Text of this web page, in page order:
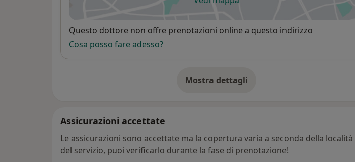
si apre in una nuova scheda
Disponibilità
Questo dottore non offre prenotazioni online a questo indirizzo
Cosa posso fare adesso?
Mostra dettagli
sull'indirizzo
Assicurazioni accettate
Le assicurazioni sono accettate ma la copertura varia a seconda della località
del servizio, puoi verificarlo durante la fase di prenotazione!